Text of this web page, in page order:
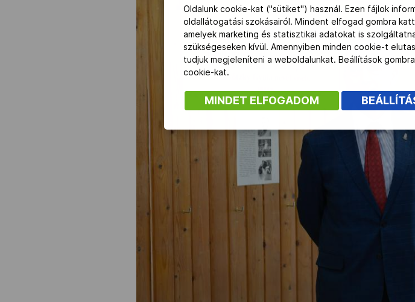
Oldalunk cookie-kat ("sütiket") használ. Ezen fájlok
oldallátogatási szokásairól. Mindent elfogad gombra
amelyek marketing és statisztikai adatokat is
szükségeseken kívül. Amennyiben minden cookie-t
tudjuk megjeleníteni a weboldalunkat. Beállítások
cookie-kat.
MINDET ELFOGADOM